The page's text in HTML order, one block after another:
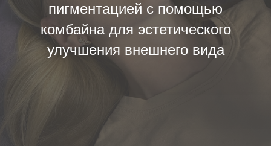
пигментацией с помощью
комбайна для эстетического
улучшения внешнего вида